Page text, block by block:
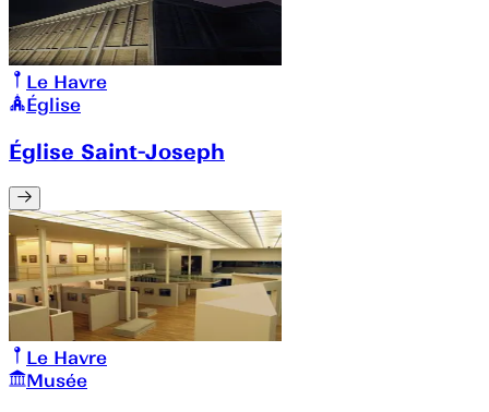
Le Havre
Église
Église Saint-Joseph
Le Havre
Musée